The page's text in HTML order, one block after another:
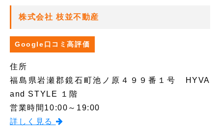
株式会社 枝並不動産
Google口コミ高評価
住所
福島県岩瀬郡鏡石町池ノ原４９９番１号 HYVA
and STYLE １階
営業時間 10:00～19:00
詳しく見る